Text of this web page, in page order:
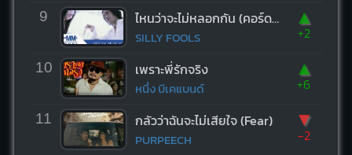
9 ไหนว่าจะไม่หลอกกัน (คอร์ด ง่ายๆ)
SILLY FOOLS
▲
+2
10 เพราะพี่รักจริง
หนึ่ง บีเคแบนด์
▲
+6
11 กลัวว่าฉันจะไม่เสียใจ (Fear)
PURPEECH
▼
-2